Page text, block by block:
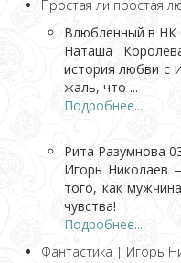
Простая ли простая
Влюбленный в НК
Наташа
история любви с
жаль, что ...
Подробнее...
Рита Разумнова
Игорь Николаев
того, как
чувства!
Подробнее...
Фантастика | Игорь